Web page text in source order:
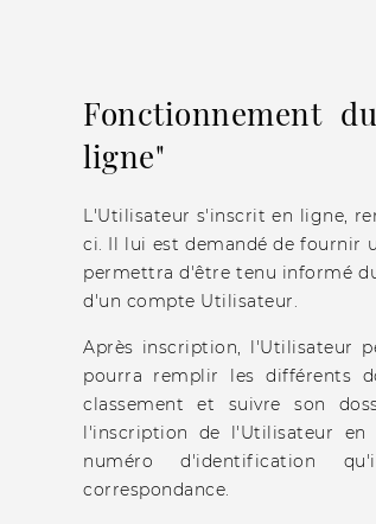
Fonctionnement
ligne"
L'Utilisateur s'inscrit en ligne,
ci. Il lui est demandé de fournir
permettra d'être tenu informé
d'un compte Utilisateur.
Après inscription, l'Utilisateur
pourra remplir les différents
classement et suivre son
l'inscription de l'Utilisateur
numéro d'identification
correspondance.